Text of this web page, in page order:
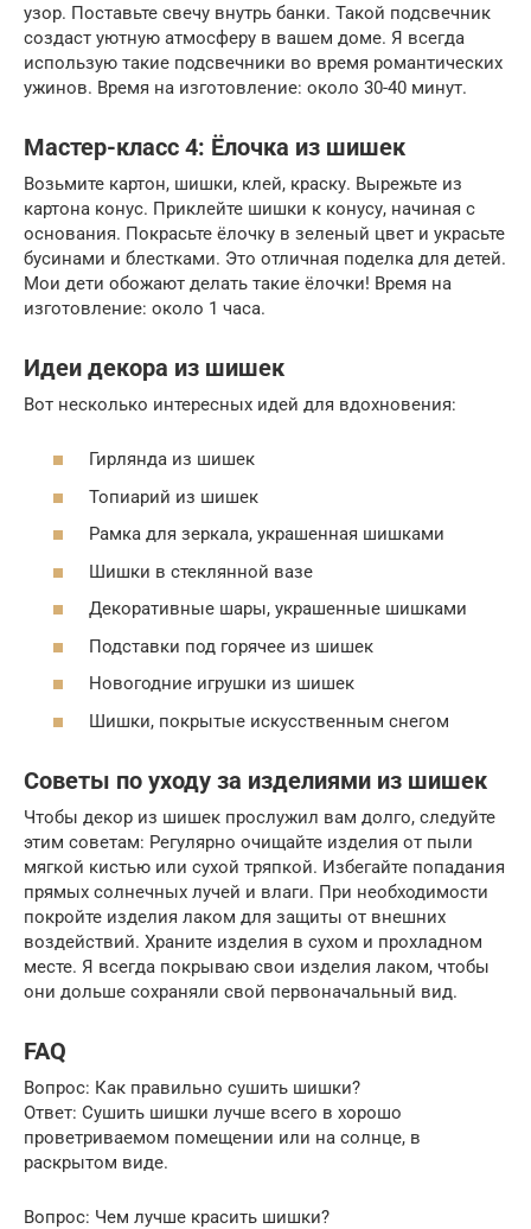
узор. Поставьте свечу внутрь банки. Такой подсвечник
создаст уютную атмосферу в вашем доме. Я всегда
использую такие подсвечники во время романтических
ужинов. Время на изготовление: около 30-40 минут.
Мастер-класс 4: Ёлочка из шишек
Возьмите картон, шишки, клей, краску. Вырежьте из
картона конус. Приклейте шишки к конусу, начиная с
основания. Покрасьте ёлочку в зеленый цвет и украсьте
бусинами и блестками. Это отличная поделка для детей.
Мои дети обожают делать такие ёлочки! Время на
изготовление: около 1 часа.
Идеи декора из шишек
Вот несколько интересных идей для вдохновения:
Гирлянда из шишек
Топиарий из шишек
Рамка для зеркала, украшенная шишками
Шишки в стеклянной вазе
Декоративные шары, украшенные шишками
Подставки под горячее из шишек
Новогодние игрушки из шишек
Шишки, покрытые искусственным снегом
Советы по уходу за изделиями из шишек
Чтобы декор из шишек прослужил вам долго, следуйте
этим советам: Регулярно очищайте изделия от пыли
мягкой кистью или сухой тряпкой. Избегайте попадания
прямых солнечных лучей и влаги. При необходимости
покройте изделия лаком для защиты от внешних
воздействий. Храните изделия в сухом и прохладном
месте. Я всегда покрываю свои изделия лаком, чтобы
они дольше сохраняли свой первоначальный вид.
FAQ
Вопрос: Как правильно сушить шишки?
Ответ: Сушить шишки лучше всего в хорошо
проветриваемом помещении или на солнце, в
раскрытом виде.
Вопрос: Чем лучше красить шишки?